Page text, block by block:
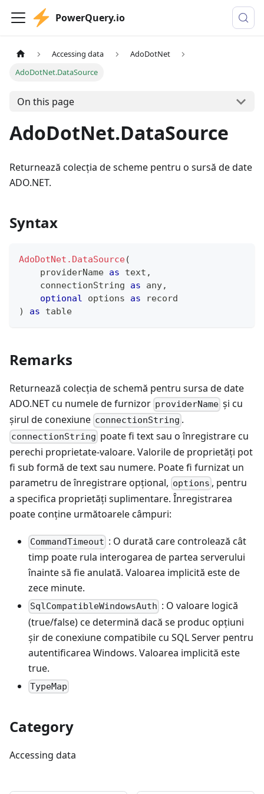
PowerQuery.io
Accessing data
AdoDotNet
AdoDotNet.DataSource
On this page
AdoDotNet.DataSource
Returnează colecția de scheme pentru o sursă de date
ADO.NET.
Syntax
AdoDotNet.DataSource(
    providerName
as text ,
    connectionString
as any,
optional options as
record
)
as table
Remarks
Returnează colecția de schemă pentru sursa de date
ADO.NET cu numele de furnizor providerName și cu
șirul de conexiune connectionString .
connectionString poate fi text sau o înregistrare cu
perechi proprietate-valoare. Valorile de proprietăți pot
fi sub formă de text sau numere. Poate fi furnizat un
parametru de înregistrare opțional, options , pentru
a specifica proprietăți suplimentare. Înregistrarea
poate conține următoarele câmpuri:
CommandTimeout : O durată care controlează cât
timp poate rula interogarea de partea serverului
înainte să fie anulată. Valoarea implicită este de
zece minute.
SqlCompatibleWindowsAuth : O valoare logică
(true/false) ce determină dacă se produc opțiuni
șir de conexiune compatibile cu SQL Server pentru
autentificarea Windows. Valoarea implicită este
true.
TypeMap
Category
Accessing data